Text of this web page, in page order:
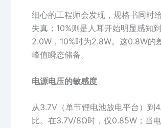
细心的工程师会发现，规格书同时
失真；10%则是人耳开始明显感知
2.0W，10%时为2.8W。这0.8W的
峰值瞬态储备。
电源电压的敏感度
从3.7V（单节锂电池放电平台）到
比。在3.7V/8Ω时，仅0.85W；当